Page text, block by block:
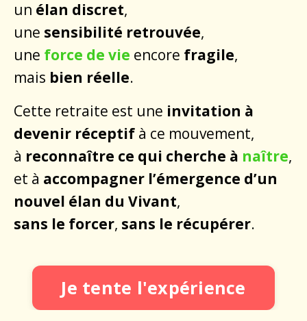
un élan discret,
une sensibilité retrouvée,
une force de vie encore fragile,
mais bien réelle.
Cette retraite est une invitation à
devenir réceptif à ce mouvement,
à reconnaître ce qui cherche à naître,
et à accompagner l’émergence d’un
nouvel élan du Vivant,
sans le forcer, sans le récupérer.
Je tente l'expérience